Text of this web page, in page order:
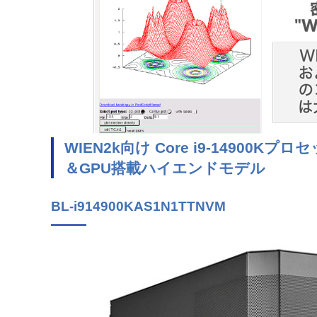
WIEN2k向け Core i9-14900Kプロセ
＆GPU搭載ハイエンドモデル
BL-i914900KAS1N1TTNVM